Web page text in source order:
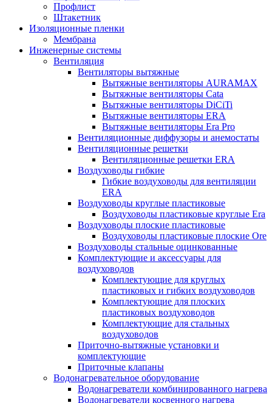
Профлист
Штакетник
Изоляционные пленки
Мембрана
Инженерные системы
Вентиляция
Вентиляторы вытяжные
Вытяжные вентиляторы AURAMAX
Вытяжные вентиляторы Cata
Вытяжные вентиляторы DiCiTi
Вытяжные вентиляторы ERA
Вытяжные вентиляторы Era Pro
Вентиляционные диффузоры и анемостаты
Вентиляционные решетки
Вентиляционные решетки ERA
Воздуховоды гибкие
Гибкие воздуховоды для вентиляции
ERA
Воздуховоды круглые пластиковые
Воздуховоды пластиковые круглые Era
Воздуховоды плоские пластиковые
Воздуховоды пластиковые плоские Ore
Воздуховоды стальные оцинкованные
Комплектующие и аксессуары для
воздуховодов
Комплектующие для круглых
пластиковых и гибких воздуховодов
Комплектующие для плоских
пластиковых воздуховодов
Комплектующие для стальных
воздуховодов
Приточно-вытяжные установки и
комплектующие
Приточные клапаны
Водонагревательное оборудование
Водонагреватели комбинированного нагрева
Водонагреватели косвенного нагрева